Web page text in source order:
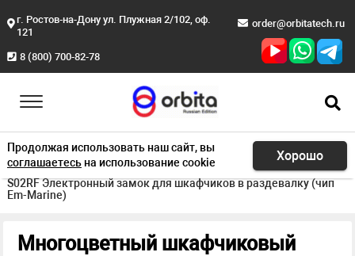
г. Ростов-на-Дону ул. Плужная 2/102, оф.
121
8 (800) 700-82-78
order@orbitatech.ru
Продолжая использовать наш сайт, вы
соглашаетесьна использование cookie Хорошо
Главная Продукция
Для фитнес зала
S02RF Электронный замок для шкафчиков в раздевалку (чип
Em-Marine)
Многоцветный шкафчиковый